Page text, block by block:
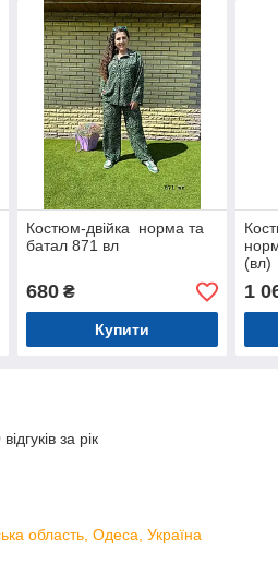
Костюм-двійка норма та
батал 871 вл
680₴
Купити
(вл)
1
за рік
область, Одеса, Україна